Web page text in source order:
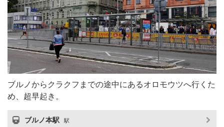
ブルノからクラクフまでの途中にあるオロモウツへ行くた
め、超早起き。
ブルノ本駅 駅